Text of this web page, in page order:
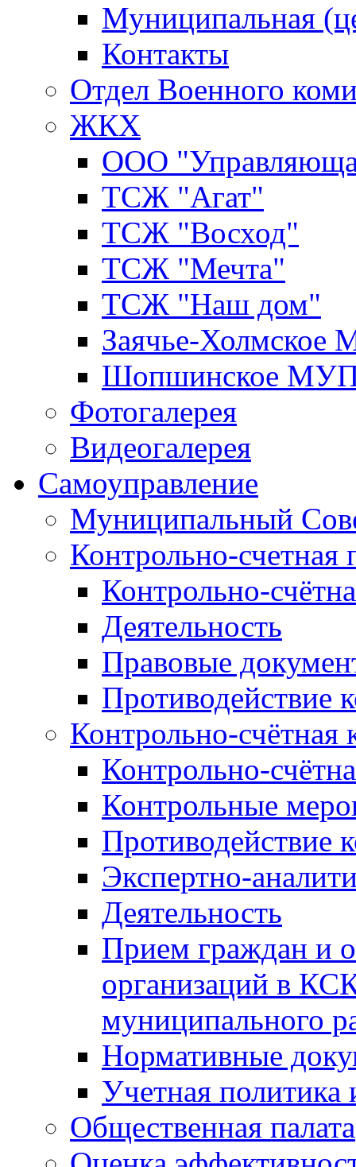
Муниципальная
Контакты
Отдел Военного
ЖКХ
ООО
ТСЖ "Агат"
ТСЖ "Восход"
ТСЖ "Мечта"
ТСЖ "Наш дом"
Заячье-
Шопшинское
Фотогалерея
Видеогалерея
Самоуправление
Муниципальный
Контрольно-счетная
Контрольно-
Деятельность
Правовые
Противодействие
Контрольно-счётная
Контрольно-
Контрольные
Противодействие
Экспертно-
Деятельность
Прием граждан и
организаций в
муниципального
Нормативные
Учетная политика
Общественная палата